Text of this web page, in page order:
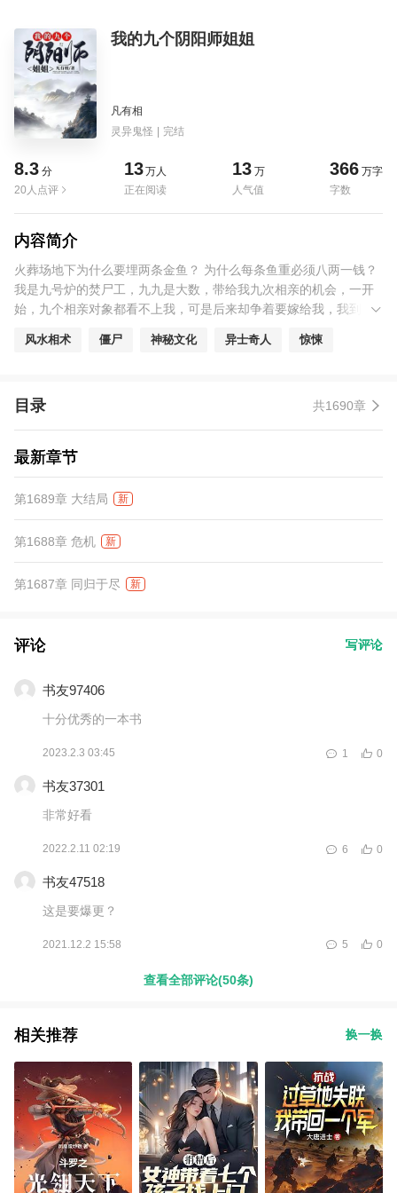
我的九个阴阳师姐姐
凡有相
灵异鬼怪 | 完结
8.3 分
20人点评
13万人
正在阅读
13 万
人气值
366 万字
字数
内容简介
火葬场地下为什么要埋两条金鱼？ 为什么每条鱼重必须八两一钱？
我是九号炉的焚尸工，九九是大数，带给我九次相亲的机会，一开
始，九个相亲对象都看不上我，可是后来却争着要嫁给我，我到底
风水相术 僵尸 神秘文化 异士奇人 惊悚
目录 共1690章
最新章节
第1689章 大结局 新
第1688章 危机 新
第1687章 同归于尽 新
评论 写评论
书友97406
十分优秀的一本书
2023.2.3 03:45 0
1
书友37301
非常好看
2022.2.11 02:19 0
6
书友47518
这是要爆更？
2021.12.2 15:58 0
5
查看全部评论(50条)
相关推荐 换一换